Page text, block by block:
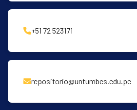
+51 72 523171
repositorio@untumbes.edu.pe